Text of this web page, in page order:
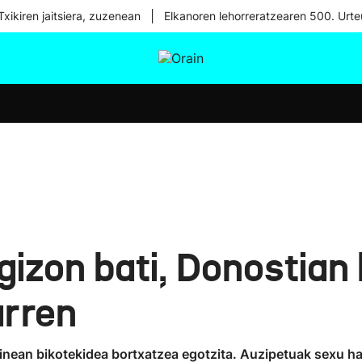
jaitsiera, zuzenean Elkanoren lehorreratzearen 500.
bati,
bikotekidea bortxatzea egotzita. Auzipetuak sexu